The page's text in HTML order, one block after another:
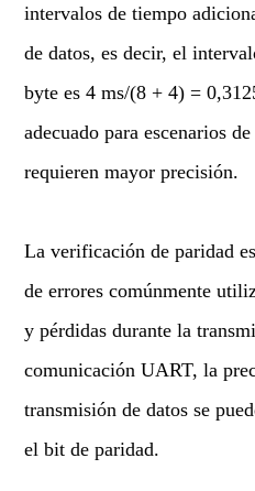
intervalos de tiempo
de datos, es decir, el
byte es 4 ms/(8 + 4) =
adecuado para escenarios
requieren mayor precisión.
La verificación de paridad
de errores comúnmente
y pérdidas durante la
comunicación UART, la
transmisión de datos se
el bit de paridad.